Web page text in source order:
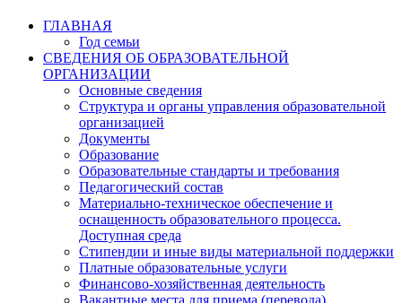
ГЛАВНАЯ
Год семьи
СВЕДЕНИЯ ОБ ОБРАЗОВАТЕЛЬНОЙ
ОРГАНИЗАЦИИ
Основные сведения
Структура и органы управления образовательной
организацией
Документы
Образование
Образовательные стандарты и требования
Педагогический состав
Материально-техническое обеспечение и
оснащенность образовательного процесса.
Доступная среда
Стипендии и иные виды материальной поддержки
Платные образовательные услуги
Финансово-хозяйственная деятельность
Вакантные места для приема (перевода)